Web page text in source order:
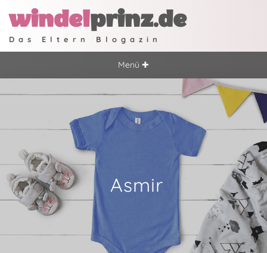
windelprinz.de
Das Eltern Blogazin
Menü ✚
Asmir